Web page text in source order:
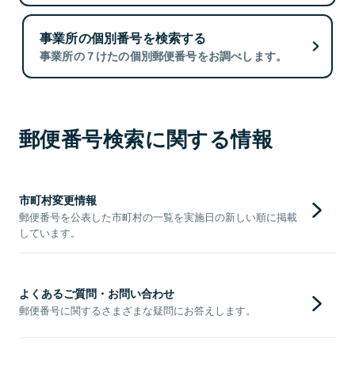
事業所の個別番号を検索する
事業所の７けたの個別郵便番号をお調べします。
郵便番号検索に関する情報
市町村変更情報
郵便番号を公表した市町村の一覧を実施日の新しい順に掲載
しています。
よくあるご質問・お問い合わせ
郵便番号に関するさまざまな疑問にお答えします。